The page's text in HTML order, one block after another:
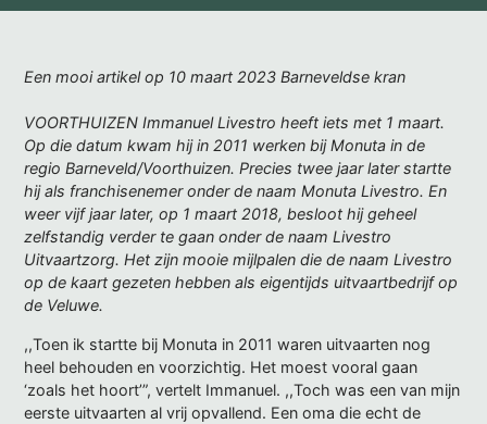
Een mooi artikel op 10 maart 2023 Barneveldse kran
VOORTHUIZEN Immanuel Livestro heeft iets met 1 maart.
Op die datum kwam hij in 2011 werken bij Monuta in de
regio Barneveld/Voorthuizen. Precies twee jaar later startte
hij als franchisenemer onder de naam Monuta Livestro. En
weer vijf jaar later, op 1 maart 2018, besloot hij geheel
zelfstandig verder te gaan onder de naam Livestro
Uitvaartzorg. Het zijn mooie mijlpalen die de naam Livestro
op de kaart gezeten hebben als eigentijds uitvaartbedrijf op
de Veluwe.
,,Toen ik startte bij Monuta in 2011 waren uitvaarten nog
heel behouden en voorzichtig. Het moest vooral gaan
‘zoals het hoort’”, vertelt Immanuel. ,,Toch was een van mijn
eerste uitvaarten al vrij opvallend. Een oma die echt de